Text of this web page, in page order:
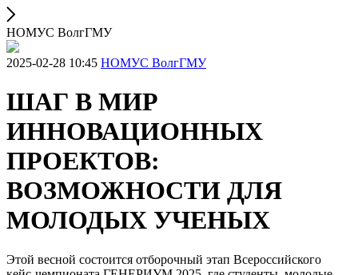
НОМУС ВолгГМУ
2025-02-28 10:45 НОМУС ВолгГМУ
ШАГ В МИР
ИННОВАЦИОННЫХ
ПРОЕКТОВ:
ВОЗМОЖНОСТИ ДЛЯ
МОЛОДЫХ УЧЕНЫХ
Этой весной состоится отборочный этап Всероссийского